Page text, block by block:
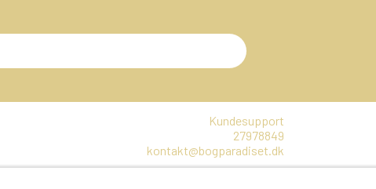
Kundesupport
27978849
kontakt@bogparadiset.dk